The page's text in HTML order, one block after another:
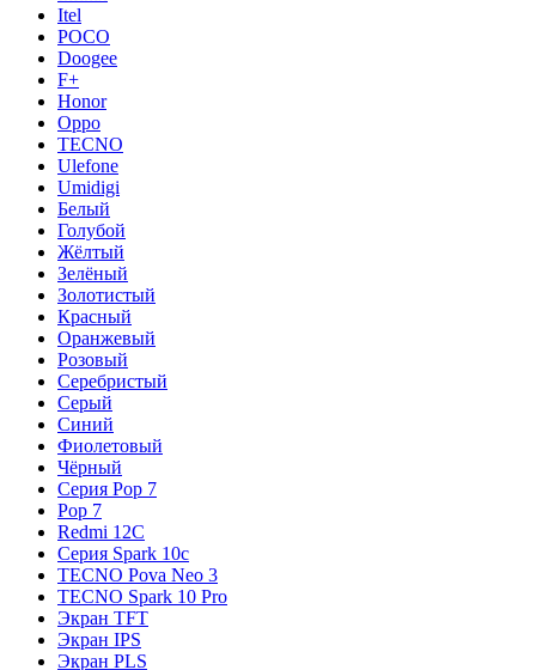
Itel
POCO
Doogee
F+
Honor
Oppo
TECNO
Ulefone
Umidigi
Белый
Голубой
Жёлтый
Зелёный
Золотистый
Красный
Оранжевый
Розовый
Серебристый
Серый
Синий
Фиолетовый
Чёрный
Серия Pop 7
Pop 7
Redmi 12C
Серия Spark 10c
TECNO Pova Neo 3
TECNO Spark 10 Pro
Экран TFT
Экран IPS
Экран PLS